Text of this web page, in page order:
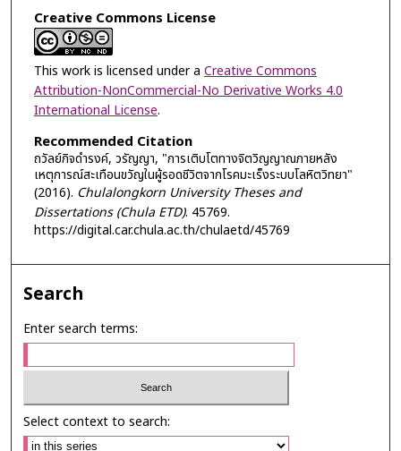
Creative Commons License
This work is licensed under a Creative Commons
Attribution-NonCommercial-No Derivative Works 4.0
International License.
Recommended Citation
ถวัลย์กิจดำรงค์, วรัญญา, "การเติบโตทางจิตวิญญาณภายหลัง
เหตุการณ์สะเทือนขวัญในผู้รอดชีวิตจากโรคมะเร็งระบบโลหิตวิทยา"
(2016). Chulalongkorn University Theses and
Dissertations (Chula ETD). 45769.
https://digital.car.chula.ac.th/chulaetd/45769
Search
Enter search terms:
Select context to search: